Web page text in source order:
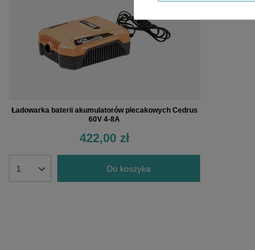
Ładowarka baterii akumulatorów plecakowych Cedrus
60V 4-8A
422,00 zł
Do koszyka